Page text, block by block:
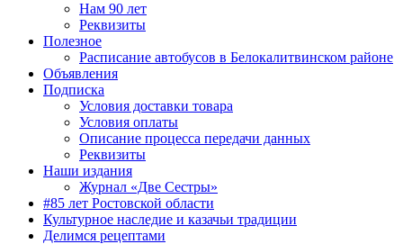
Нам 90 лет
Реквизиты
Полезное
Расписание автобусов в Белокалитвинском районе
Объявления
Подписка
Условия доставки товара
Условия оплаты
Описание процесса передачи данных
Реквизиты
Наши издания
Журнал «Две Сестры»
#85 лет Ростовской области
Культурное наследие и казачьи традиции
Делимся рецептами